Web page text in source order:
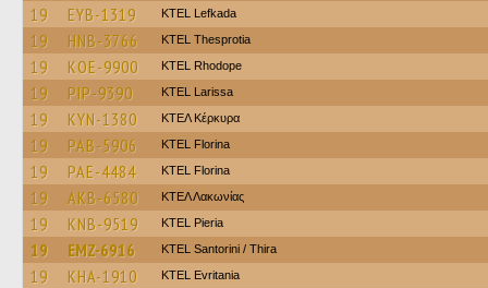
19 EYB-1319 KTEL Lefkada
19 HNB-3766 KTEL Thesprotia
19 KOE-9900 KTEL Rhodope
19 PIP-9390 KTEL Larissa
19 KYN-1380 ΚΤΕΛ Κέρκυρα
19 PAB-5906 KTEL Florina
19 PAE-4484 KTEL Florina
19 AKB-6580 ΚΤΕΛ Λακωνίας
19 KNB-9519 KTEL Pieria
19 EMZ-6916 KTEL Santorini / Thira
19 KHA-1910 ΚΤΕL Evritania